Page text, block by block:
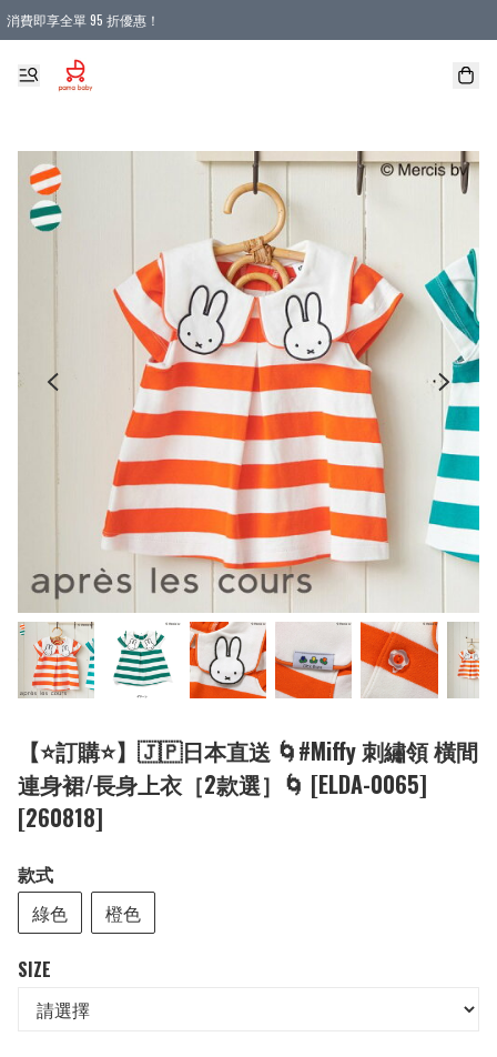
消費即享全單 95 折優惠！
購物滿 HKD 900.00即享免運費優惠！（適用於 本地送貨、本地取貨 )
【⭐訂購⭐】🇯🇵日本直送 🌀#Miffy 刺繡領 橫間
連身裙/長身上衣［2款選］🌀 [ELDA-0065]
[260818]
款式
綠色
橙色
SIZE